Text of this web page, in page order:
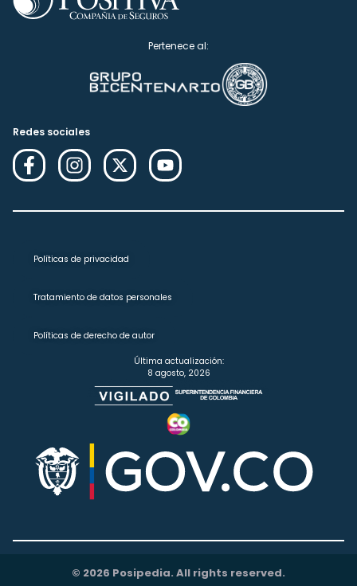
Pertenece al:
Redes sociales
Políticas de privacidad
Tratamiento de datos personales
Políticas de derecho de autor
Última actualización:
8 agosto, 2026
© 2026 Posipedia. All rights reserved.